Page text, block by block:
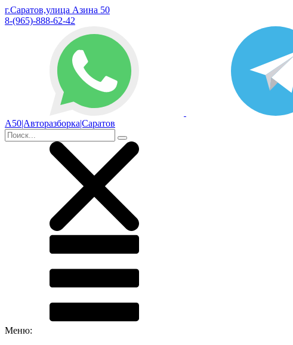
г.Саратов,улица Азина 50
8-(965)-888-62-42
А50|Авторазборка|Саратов
Меню: